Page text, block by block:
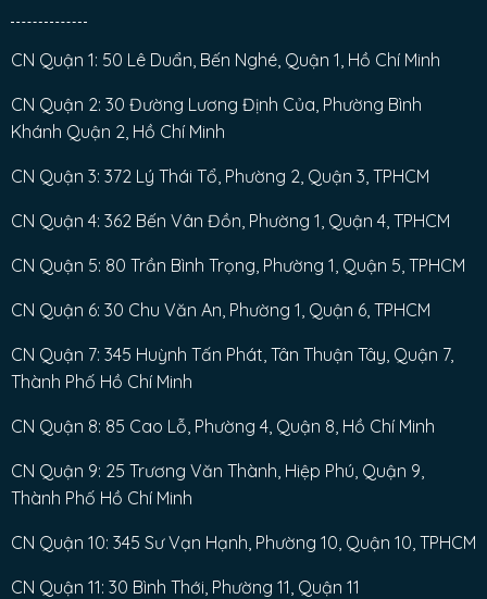
CN Quận 1: 50 Lê Duẩn, Bến Nghé, Quận 1, Hồ Chí Minh
CN Quận 2: 30 Đường Lương Định Của, Phường Bình
Khánh Quận 2, Hồ Chí Minh
CN Quận 3: 372 Lý Thái Tổ, Phường 2, Quận 3, TPHCM
CN Quận 4: 362 Bến Vân Đồn, Phường 1, Quận 4, TPHCM
CN Quận 5: 80 Trần Bình Trọng, Phường 1, Quận 5, TPHCM
CN Quận 6: 30 Chu Văn An, Phường 1, Quận 6, TPHCM
CN Quận 7: 345 Huỳnh Tấn Phát, Tân Thuận Tây, Quận 7,
Thành Phố Hồ Chí Minh
CN Quận 8: 85 Cao Lỗ, Phường 4, Quận 8, Hồ Chí Minh
CN Quận 9: 25 Trương Văn Thành, Hiệp Phú, Quận 9,
Thành Phố Hồ Chí Minh
CN Quận 10: 345 Sư Vạn Hạnh, Phường 10, Quận 10, TPHCM
CN Quận 11: 30 Bình Thới, Phường 11, Quận 11